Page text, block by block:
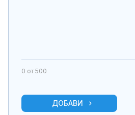
0 от 500
ДОБАВИ